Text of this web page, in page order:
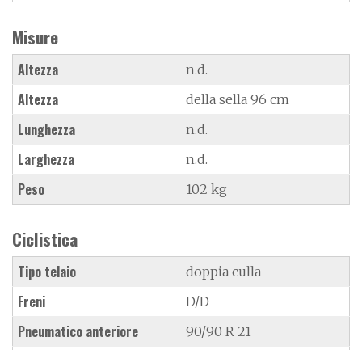
Misure
Altezza n.d.
Altezza della sella 96 cm
Lunghezza n.d.
Larghezza n.d.
Peso 102 kg
Ciclistica
Tipo telaio doppia culla
Freni D/D
Pneumatico anteriore 90/90 R 21